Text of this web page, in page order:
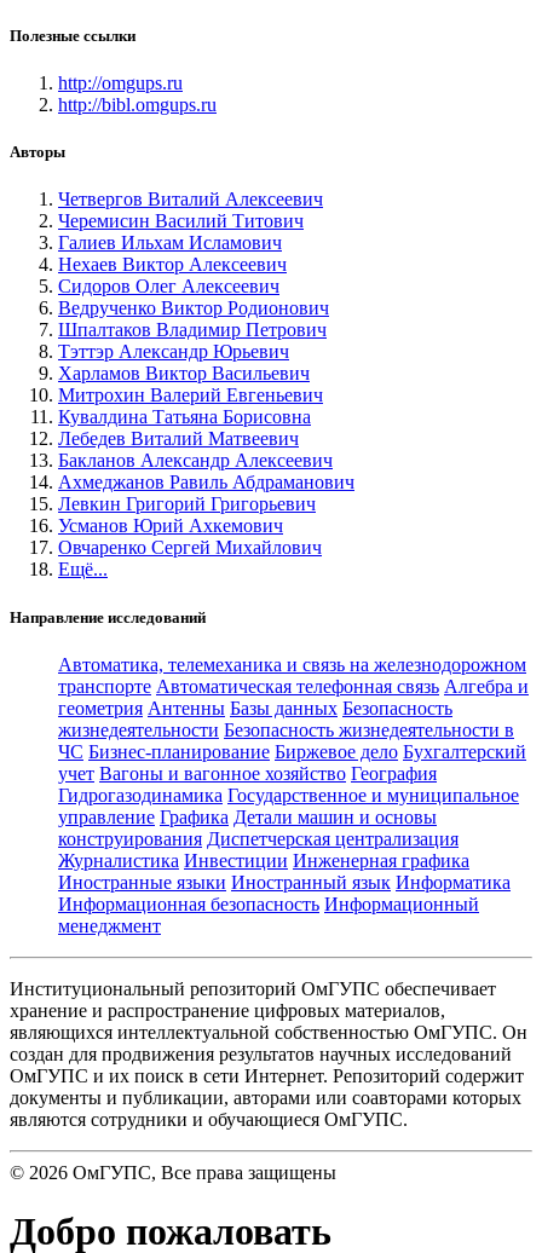
Полезные ссылки
http://omgups.ru
http://bibl.omgups.ru
Авторы
Четвергов Виталий Алексеевич
Черемисин Василий Титович
Галиев Ильхам Исламович
Нехаев Виктор Алексеевич
Сидоров Олег Алексеевич
Ведрученко Виктор Родионович
Шпалтаков Владимир Петрович
Тэттэр Александр Юрьевич
Харламов Виктор Васильевич
Митрохин Валерий Евгеньевич
Кувалдина Татьяна Борисовна
Лебедев Виталий Матвеевич
Бакланов Александр Алексеевич
Ахмеджанов Равиль Абдраманович
Левкин Григорий Григорьевич
Усманов Юрий Ахкемович
Овчаренко Сергей Михайлович
Ещё...
Направление исследований
Автоматика, телемеханика и связь на железнодорожном
транспорте Автоматическая телефонная связь Алгебра и
геометрия Антенны Базы данных Безопасность
жизнедеятельности Безопасность жизнедеятельности в
ЧС Бизнес-планирование Биржевое дело Бухгалтерский
учет Вагоны и вагонное хозяйство География
Гидрогазодинамика Государственное и муниципальное
управление Графика Детали машин и основы
конструирования Диспетчерская централизация
Журналистика Инвестиции Инженерная графика
Иностранные языки Иностранный язык Информатика
Информационная безопасность Информационный
менеджмент
Институциональный репозиторий ОмГУПС обеспечивает
хранение и распространение цифровых материалов,
являющихся интеллектуальной собственностью ОмГУПС. Он
создан для продвижения результатов научных исследований
ОмГУПС и их поиск в сети Интернет. Репозиторий содержит
документы и публикации, авторами или соавторами которых
являются сотрудники и обучающиеся ОмГУПС.
© 2026 ОмГУПС, Все права защищены
Добро пожаловать